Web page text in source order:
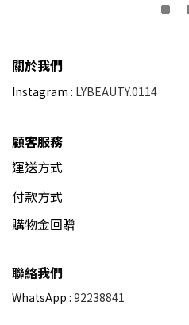
關於我們
Instagram : LYBEAUTY.0114
顧客服務
運送方式
付款方式
購物金回贈
聯絡我們
WhatsApp : 92238841